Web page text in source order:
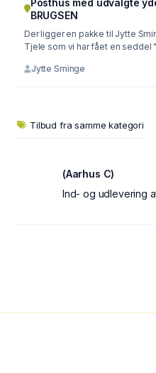
BRUGSEN
Der ligger en pakke til Jytte
Tjele som vi har fået en seddel
Jytte Sminge
Tilbud fra samme kategori
(Aarhus C)
Ind- og udlevering